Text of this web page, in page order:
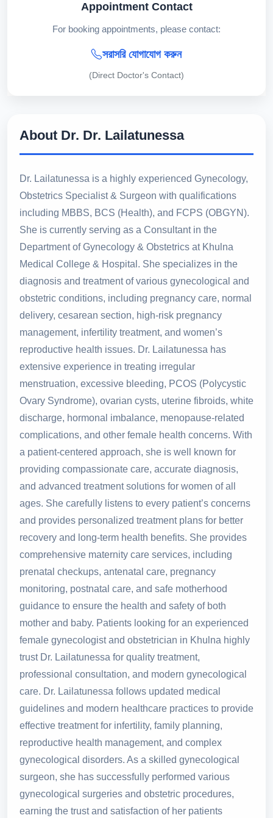
Appointment Contact
For booking appointments, please contact:
সরাসরি যোগাযোগ করুন
(Direct Doctor's Contact)
About Dr. Dr. Lailatunessa
Dr. Lailatunessa is a highly experienced Gynecology,
Obstetrics Specialist & Surgeon with qualifications
including MBBS, BCS (Health), and FCPS (OBGYN).
She is currently serving as a Consultant in the
Department of Gynecology & Obstetrics at Khulna
Medical College & Hospital. She specializes in the
diagnosis and treatment of various gynecological and
obstetric conditions, including pregnancy care, normal
delivery, cesarean section, high-risk pregnancy
management, infertility treatment, and women’s
reproductive health issues. Dr. Lailatunessa has
extensive experience in treating irregular
menstruation, excessive bleeding, PCOS (Polycystic
Ovary Syndrome), ovarian cysts, uterine fibroids, white
discharge, hormonal imbalance, menopause-related
complications, and other female health concerns. With
a patient-centered approach, she is well known for
providing compassionate care, accurate diagnosis,
and advanced treatment solutions for women of all
ages. She carefully listens to every patient’s concerns
and provides personalized treatment plans for better
recovery and long-term health benefits. She provides
comprehensive maternity care services, including
prenatal checkups, antenatal care, pregnancy
monitoring, postnatal care, and safe motherhood
guidance to ensure the health and safety of both
mother and baby. Patients looking for an experienced
female gynecologist and obstetrician in Khulna highly
trust Dr. Lailatunessa for quality treatment,
professional consultation, and modern gynecological
care. Dr. Lailatunessa follows updated medical
guidelines and modern healthcare practices to provide
effective treatment for infertility, family planning,
reproductive health management, and complex
gynecological disorders. As a skilled gynecological
surgeon, she has successfully performed various
gynecological surgeries and obstetric procedures,
earning the trust and satisfaction of her patients